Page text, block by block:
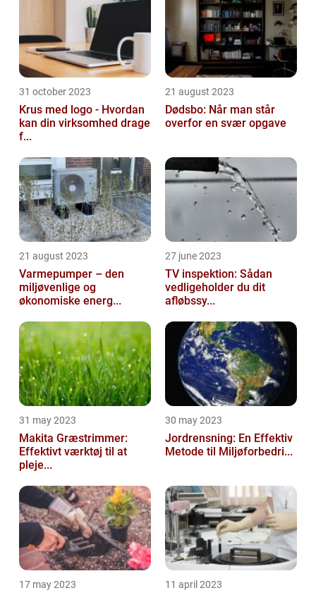
31 october 2023
Krus med logo - Hvordan
kan din virksomhed drage
f...
21 august 2023
Dødsbo: Når man står
overfor en svær opgave
21 august 2023
Varmepumper – den
miljøvenlige og
økonomiske energ...
27 june 2023
TV inspektion: Sådan
vedligeholder du dit
afløbssy...
31 may 2023
Makita Græstrimmer:
Effektivt værktøj til at
pleje...
30 may 2023
Jordrensning: En Effektiv
Metode til Miljøforbedri...
17 may 2023 11 april 2023